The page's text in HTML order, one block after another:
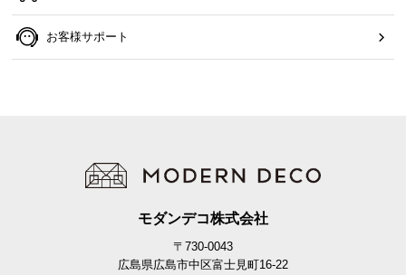
お客様サポート
モダンデコ株式会社
〒730-0043
広島県広島市中区富士見町16-22